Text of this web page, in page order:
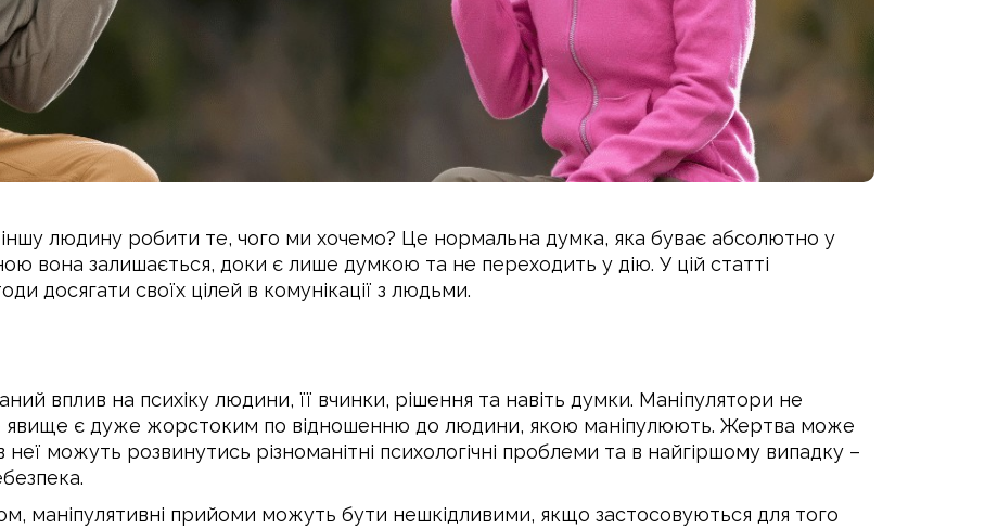
людину робити те, чого ми хочемо? Це нормальна думка, яка буває абсолютно у
вона залишається, доки є лише думкою та не переходить у дію. У цій статті
досягати своїх цілей в комунікації з людьми.
вплив на психіку людини, її вчинки, рішення та навіть думки. Маніпулятори не
явище є дуже жорстоким по відношенню до людини, якою маніпулюють. Жертва може
неї можуть розвинутись різноманітні психологічні проблеми та в найгіршому випадку –
маніпулятивні прийоми можуть бути нешкідливими, якщо застосовуються для того